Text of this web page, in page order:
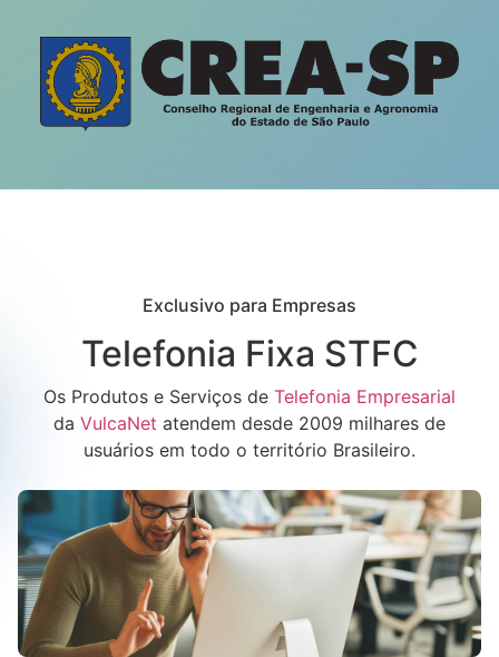
Exclusivo para Empresas
Telefonia Fixa STFC
Os Produtos e Serviços de Telefonia Empresarial
da VulcaNet atendem desde 2009 milhares de
usuários em todo o território Brasileiro.